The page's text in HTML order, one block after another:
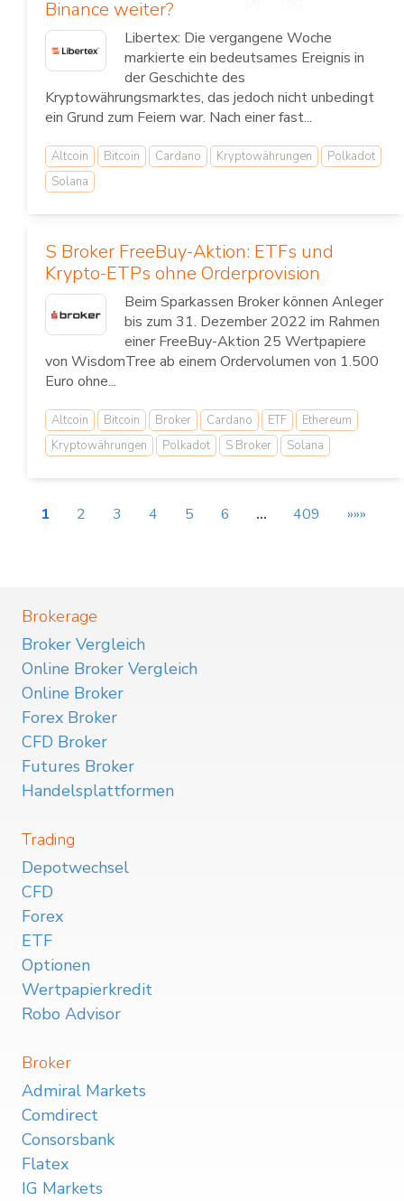
Binance weiter?
Libertex: Die vergangene Woche
markierte ein bedeutsames Ereignis in
der Geschichte des
Kryptowährungsmarktes, das jedoch nicht unbedingt
ein Grund zum Feiern war. Nach einer fast...
Altcoin Bitcoin Cardano Kryptowährungen
Polkadot
Solana
S Broker FreeBuy-Aktion: ETFs und
Krypto-ETPs ohne Orderprovision
Beim Sparkassen Broker können Anleger
bis zum 31. Dezember 2022 im Rahmen
einer FreeBuy-Aktion 25 Wertpapiere
von WisdomTree ab einem Ordervolumen von 1.500
Euro ohne...
Altcoin Bitcoin Broker Cardano ETF
Ethereum
Kryptowährungen
Polkadot S Broker Solana
1 2 3 4 5 6 … 409 »»»
Brokerage
Broker Vergleich
Online Broker Vergleich
Online Broker
Forex Broker
CFD Broker
Futures Broker
Handelsplattformen
Trading
Depotwechsel
CFD
Forex
ETF
Optionen
Wertpapierkredit
Robo Advisor
Broker
Admiral Markets
Comdirect
Consorsbank
Flatex
IG Markets